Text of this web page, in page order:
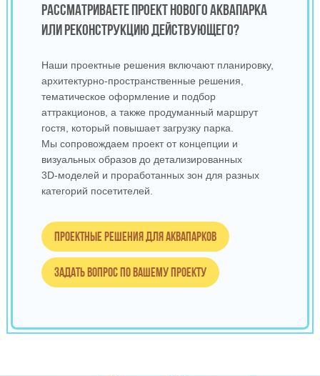
РАССМАТРИВАЕТЕ ПРОЕКТ НОВОГО АКВАПАРКА
ИЛИ РЕКОНСТРУКЦИЮ ДЕЙСТВУЮЩЕГО?
Наши проектные решения включают планировку,
архитектурно‑пространственные решения,
тематическое оформление и подбор
аттракционов, а также продуманный маршрут
гостя, который повышает загрузку парка.
Мы сопровождаем проект от концепции и
визуальных образов до детализированных
3D‑моделей и проработанных зон для разных
категорий посетителей.
Проектные решения для аквапарков
Задать вопрос по вашему проекту